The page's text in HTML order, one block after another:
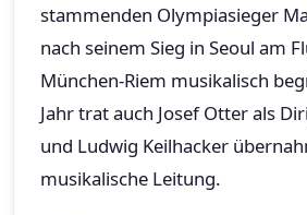
stammenden Olympiasieger
nach seinem Sieg in Seoul am
München-Riem musikalisch
Jahr trat auch Josef Otter als
und Ludwig Keilhacker
musikalische Leitung.